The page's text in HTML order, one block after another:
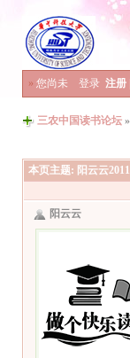
» 您尚未 登录 注册
三农中国读书论坛 »
本页主题: 阳云云
阳云云